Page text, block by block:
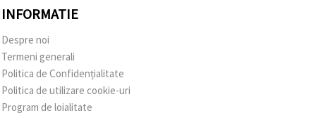
INFORMATIE
Despre noi
Termeni generali
Politica de Confidențialitate
Politica de utilizare cookie-uri
Program de loialitate